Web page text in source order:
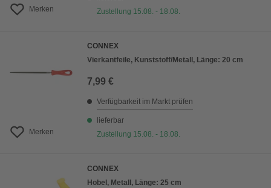
Merken
Zustellung 15.08. - 18.08.
Merken
CONNEX
Vierkantfeile, Kunststoff/Metall, Länge: 20 cm
7,99 €
Verfügbarkeit im Markt prüfen
lieferbar
Zustellung 15.08. - 18.08.
CONNEX
Hobel, Metall, Länge: 25 cm